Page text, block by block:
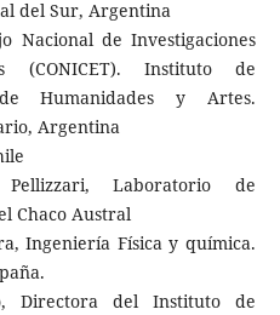
del Sur, Argentina
Nacional de Investigaciones
(CONICET). Instituto de
Humanidades y Artes.
Argentina
Laboratorio de
Chaco Austral
Ingeniería Física y química.
Directora del Instituto de